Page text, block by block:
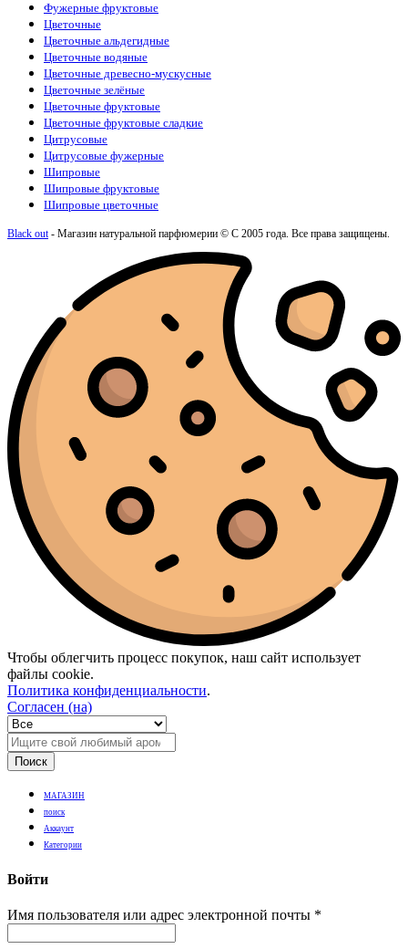
Фужерные фруктовые
Цветочные
Цветочные альдегидные
Цветочные водяные
Цветочные древесно-мускусные
Цветочные зелёные
Цветочные фруктовые
Цветочные фруктовые сладкие
Цитрусовые
Цитрусовые фужерные
Шипровые
Шипровые фруктовые
Шипровые цветочные
Black out- Магазин натуральной парфюмерии © С 2005 года. Все права защищены.
Чтобы облегчить процесс покупок, наш сайт использует
файлы cookie.
Политика конфиденциальности.
Согласен (на)
Поиск
МАГАЗИН
поиск
Аккаунт
Категории
Войти
Имя пользователя или адрес электронной почты *